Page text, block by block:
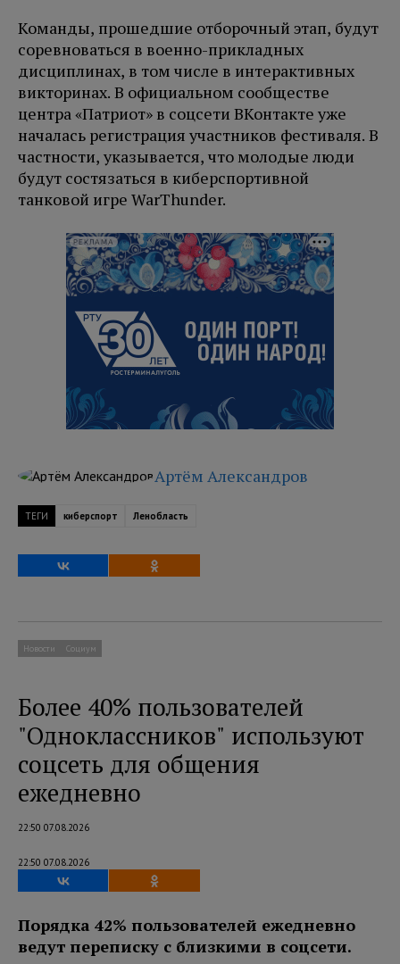
Команды, прошедшие отборочный этап, будут
соревноваться в военно-прикладных
дисциплинах, в том числе в интерактивных
викторинах. В официальном сообществе
центра «Патриот» в соцсети ВКонтакте уже
началась регистрация участников фестиваля. В
частности, указывается, что молодые люди
будут состязаться в киберспортивной
танковой игре WarThunder.
РЕКЛАМА
Артём Александров
ТЕГИ киберспорт Ленобласть
Новости Социум
Более 40% пользователей
"Одноклассников" используют
соцсеть для общения
ежедневно
22:50 07.08.2026
22:50 07.08.2026
Порядка 42% пользователей ежедневно
ведут переписку с близкими в соцсети.